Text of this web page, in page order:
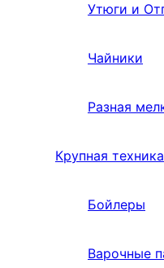
Утюги и
Чайники
Разная
Крупная техника
Бойлеры
Варочные